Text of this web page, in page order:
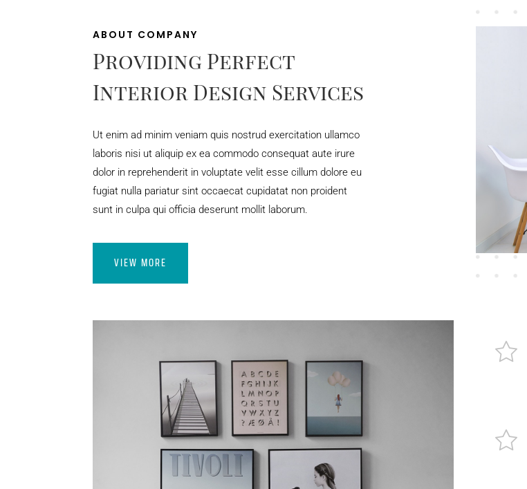
ABOUT COMPANY
Providing Perfect
Interior Design Services
Ut enim ad minim veniam quis nostrud exercitation ullamco
laboris nisi ut aliquip ex ea commodo consequat aute irure
dolor in reprehenderit in voluptate velit esse cillum dolore eu
fugiat nulla pariatur sint occaecat cupidatat non proident
sunt in culpa qui officia deserunt mollit laborum.
VIEW MORE